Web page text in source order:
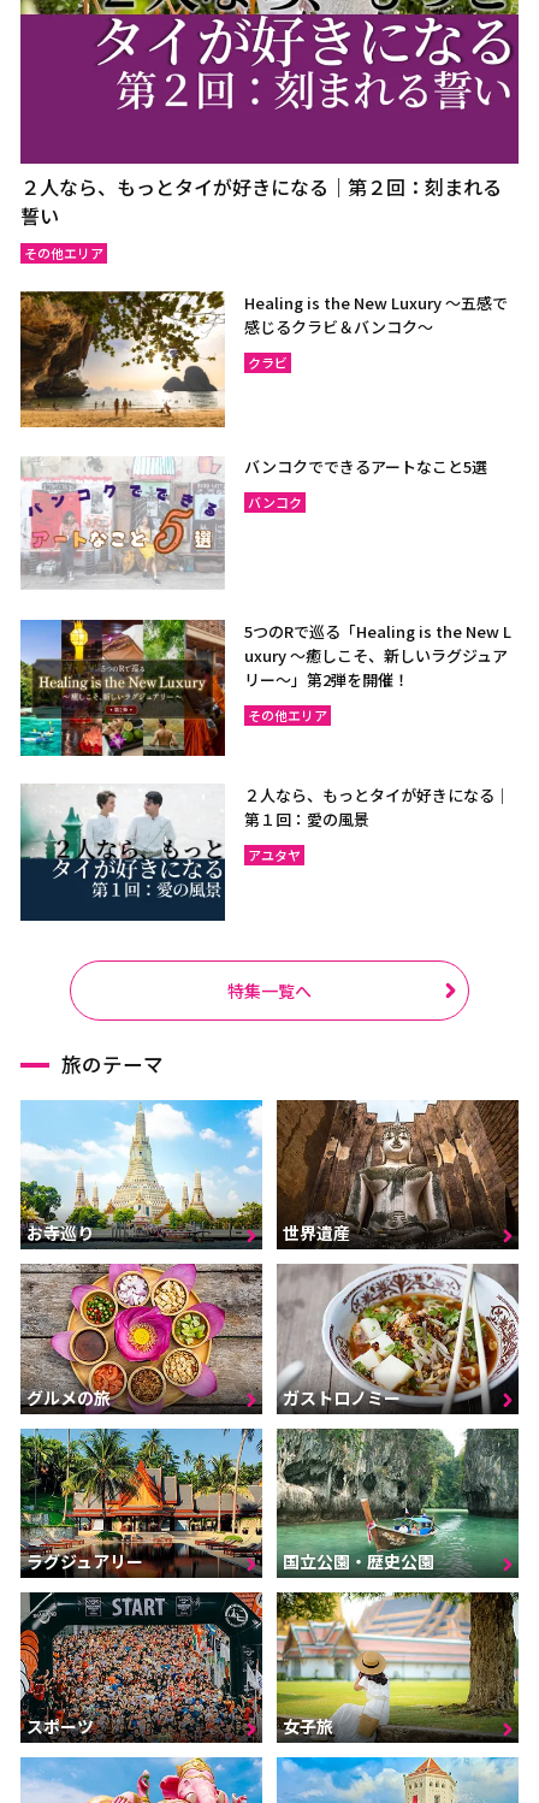
２人なら、もっとタイが好きになる｜第２回：刻まれる
誓い
その他エリア
Healing is the New Luxury ～五感で
感じるクラビ＆バンコク～
クラビ
バンコクでできるアートなこと5選
バンコク
5つのRで巡る「Healing is the New L
uxury ～癒しこそ、新しいラグジュア
リー〜」第2弾を開催！
その他エリア
２人なら、もっとタイが好きになる｜
第１回：愛の風景
アユタヤ
特集一覧へ
旅のテーマ
お寺巡り 世界遺産
グルメの旅 ガストロノミー
ラグジュアリー 国立公園・歴史公園
スポーツ 女子旅